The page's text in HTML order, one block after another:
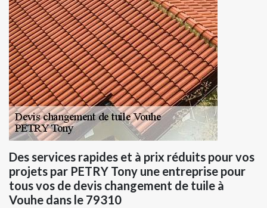
Des services rapides et à prix réduits pour vos
projets par PETRY Tony une entreprise pour
tous vos de devis changement de tuile à
Vouhe dans le 79310